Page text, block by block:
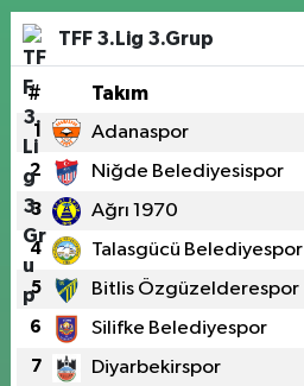
TFF 3.Lig 3.Grup
# Takım
1 Adanaspor
2 Niğde Belediyesispor
3 Ağrı 1970
4 Talasgücü Belediyespor
5 Bitlis Özgüzelderespor
6 Silifke Belediyespor
7 Diyarbekirspor